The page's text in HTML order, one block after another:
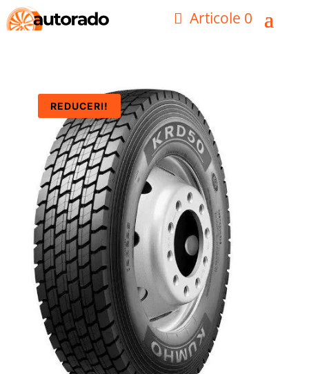
Articole 0
REDUCERI!